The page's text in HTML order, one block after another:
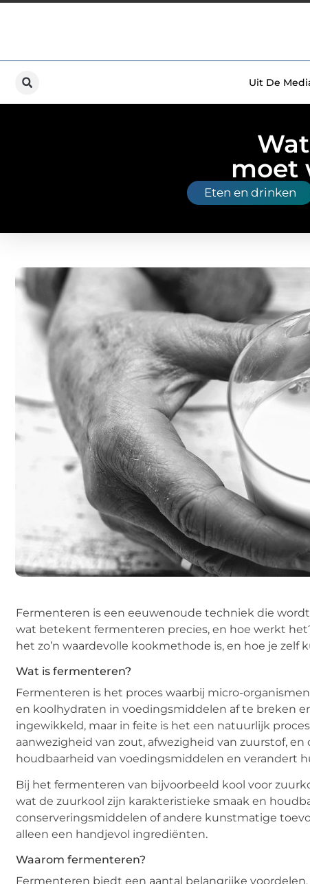
Uit De
moet
Eten en drinken
Fermenteren is een eeuwenoude techniek die
wat betekent fermenteren precies, en hoe werkt
het zo’n waardevolle kookmethode is, en hoe je
Wat is fermenteren?
Fermenteren is het proces waarbij micro-
en koolhydraten in voedingsmiddelen af te breken
ingewikkeld, maar in feite is het een natuurlijk
aanwezigheid van zout, afwezigheid van zuurstof,
houdbaarheid van voedingsmiddelen en verandert
Bij het fermenteren van bijvoorbeeld kool voor
wat de zuurkool zijn karakteristieke smaak en
conserveringsmiddelen of andere kunstmatige
alleen een handjevol ingrediënten.
Waarom fermenteren?
Fermenteren biedt een aantal belangrijke